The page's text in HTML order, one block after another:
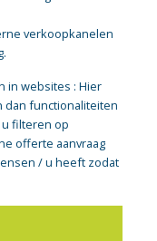
verkoopkanelen
in websites : Hier
dan functionaliteiten
filteren op
offerte aanvraag
/ u heeft zodat